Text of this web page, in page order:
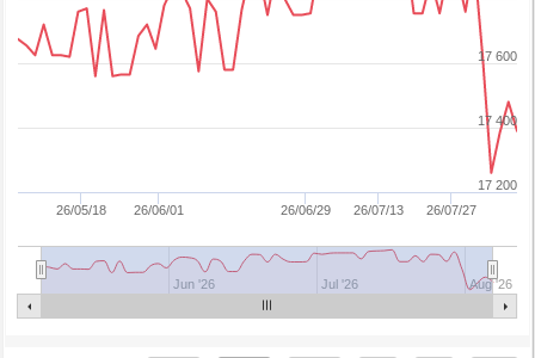
26/05/18 26/06/01 26/06/29 26/07/13 26/07/27
Jun '26 Jul '26 Aug '26
17 200
17 400
17 600